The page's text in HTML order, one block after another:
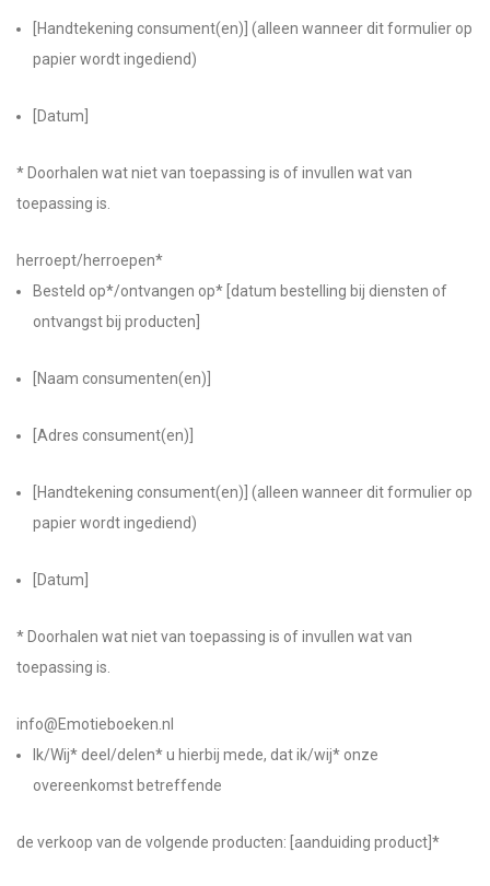
[Handtekening consument(en)] (alleen wanneer dit formulier op
papier wordt ingediend)
[Datum]
* Doorhalen wat niet van toepassing is of invullen wat van
toepassing is.
herroept/herroepen*
Besteld op*/ontvangen op* [datum bestelling bij diensten of
ontvangst bij producten]
[Naam consumenten(en)]
[Adres consument(en)]
[Handtekening consument(en)] (alleen wanneer dit formulier op
papier wordt ingediend)
[Datum]
* Doorhalen wat niet van toepassing is of invullen wat van
toepassing is.
info@Emotieboeken.nl
Ik/Wij* deel/delen* u hierbij mede, dat ik/wij* onze
overeenkomst betreffende
de verkoop van de volgende producten: [aanduiding product]*